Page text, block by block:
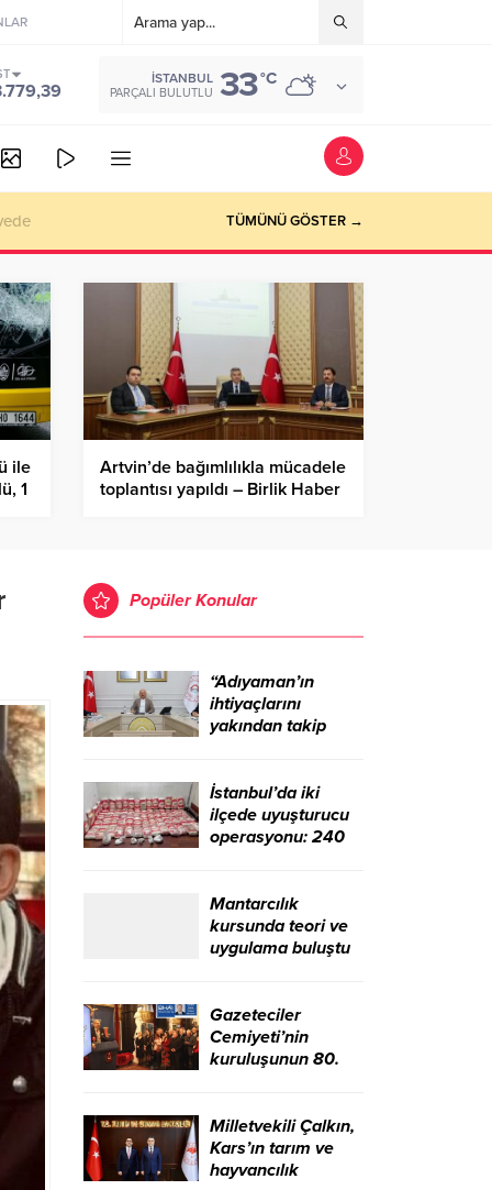
İSTANBUL
PARÇALI BULUTLU 33°C
TÜMÜNÜ GÖSTER →
ile
1
Artvin’de bağımlılıkla mücadele
toplantısı yapıldı – Birlik Haber
Popüler Konular
“Adıyaman’ın
ihtiyaçlarını
yakından takip
İstanbul’da iki
ilçede uyuşturucu
operasyonu: 240
– Birlik Haber
Ajansı
Mantarcılık
kursunda teori ve
uygulama buluştu
Gazeteciler
Cemiyeti’nin
kuruluşunun 80.
kutlandı – Birlik
Haber Ajansı
Milletvekili Çalkın,
Kars’ın tarım ve
hayvancılık